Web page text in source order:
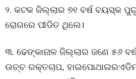
୨. କଟକ ଜିଲ୍ଲାର ୭୧ ବର୍ଷ ବୟସ୍କ
ରୋଗରେ ପୀଡିତ ଥିଲେ।
୩. ଢେଙ୍କାନାଳ ଜିଲ୍ଲାର ଜଣେ ୫୬
ଉଚ୍ଚ ରକ୍ତଚାପ, ହାଇପୋଥାଇରଏଡିମ୍